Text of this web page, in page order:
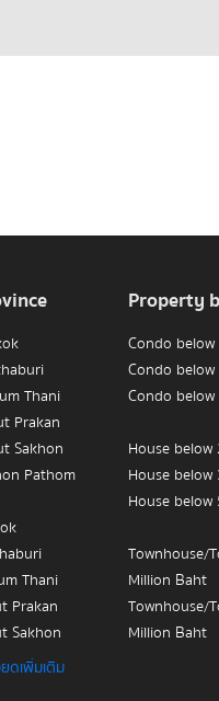
Thani
Prakan
Sakhon
Pathom
Thani
Prakan
Sakhon
Pathom
Property
Condo
Condo
Condo
House
House
House
Townhouse/
Million Baht
Townhouse/
Million Baht
ดเพิ่มเติม